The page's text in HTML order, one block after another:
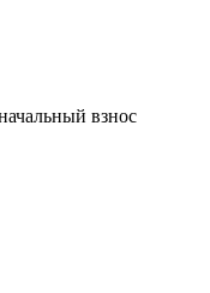
взнос